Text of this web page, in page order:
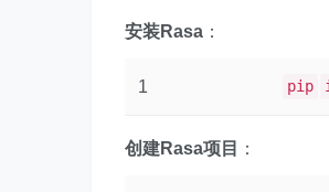
安装Rasa ：
1 pip
创建Rasa项目 ：